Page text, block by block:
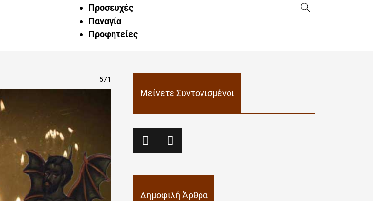
Προσευχές
Παναγία
Προφητείες
571
Μείνετε Συντονισμένοι
Δημοφιλή Άρθρα